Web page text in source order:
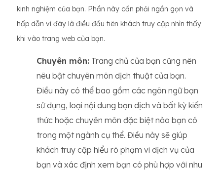
kinh nghiệm của bạn. Phần này cần phải ngắn gọn và
hấp dẫn vì đây là điều đầu tiên khách truy cập nhìn thấy
khi vào trang web của bạn.
Chuyên môn: Trang chủ của bạn cũng nên
nêu bật chuyên môn dịch thuật của bạn.
Điều này có thể bao gồm các ngôn ngữ bạn
sử dụng, loại nội dung bạn dịch và bất kỳ kiến
​​thức hoặc chuyên môn đặc biệt nào bạn có
trong một ngành cụ thể. Điều này sẽ giúp
khách truy cập hiểu rõ phạm vi dịch vụ của
bạn và xác định xem bạn có phù hợp với nhu